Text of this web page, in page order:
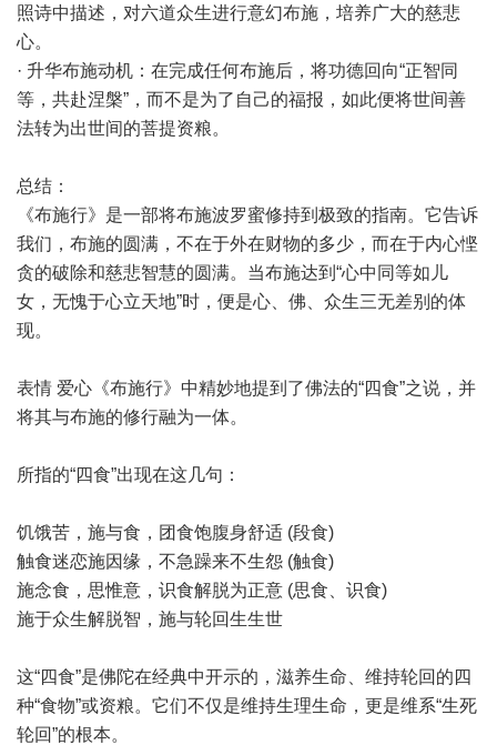
照诗中描述，对六道众生进行意幻布施，培养广大的慈悲
心。
· 升华布施动机：在完成任何布施后，将功德回向“正智同
等，共赴涅槃”，而不是为了自己的福报，如此便将世间善
法转为出世间的菩提资粮。
总结：
《布施行》是一部将布施波罗蜜修持到极致的指南。它告诉
我们，布施的圆满，不在于外在财物的多少，而在于内心悭
贪的破除和慈悲智慧的圆满。当布施达到“心中同等如儿
女，无愧于心立天地”时，便是心、佛、众生三无差别的体
现。
表情 爱心《布施行》中精妙地提到了佛法的“四食”之说，并
将其与布施的修行融为一体。
所指的“四食”出现在这几句：
饥饿苦，施与食，团食饱腹身舒适 (段食)
触食迷恋施因缘，不急躁来不生怨 (触食)
施念食，思惟意，识食解脱为正意 (思食、识食)
施于众生解脱智，施与轮回生生世
这“四食”是佛陀在经典中开示的，滋养生命、维持轮回的四
种“食物”或资粮。它们不仅是维持生理生命，更是维系“生死
轮回”的根本。